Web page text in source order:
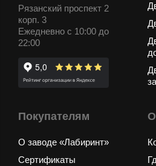
Рязанский проспект 2
корп. 3
Ежедневно с 10:00 до
22:00
Покупателям
О заводе «Лабиринт»
Сертификаты